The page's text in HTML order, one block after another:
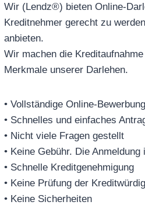
Wir (Lendz®) bieten Online-
Kreditnehmer gerecht zu
anbieten.
Wir machen die
Merkmale unserer Darlehen.
• Vollständige Online-Bewerbung
• Schnelles und einfaches
• Nicht viele Fragen gestellt
• Keine Gebühr. Die
• Schnelle Kreditgenehmigung
• Keine Prüfung der
• Keine Sicherheiten